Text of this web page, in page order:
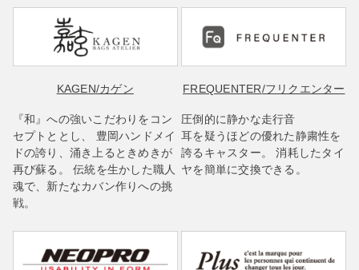
KAGEN/カゲン
『和』への強いこだわりをコン
セプトととし、 豊岡ハンドメイ
ドの誇り、涌き上るときめきが
再び蘇る。 伝統を生かした職人
魂で、新たなカバン作りへの挑
戦。
FREQUENTER/フリクエンター
圧倒的に静かな走行音
耳を疑うほどの優れた静粛性を
誇るキャスター。 消耗したタイ
ヤを簡単に交換できる。